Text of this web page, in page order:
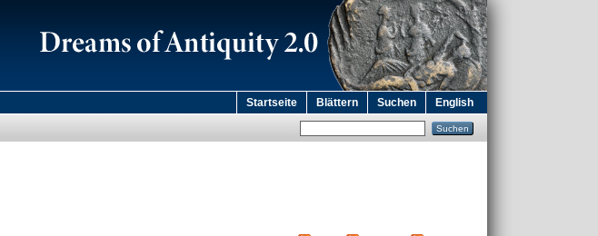
Startseite Blättern Suchen English